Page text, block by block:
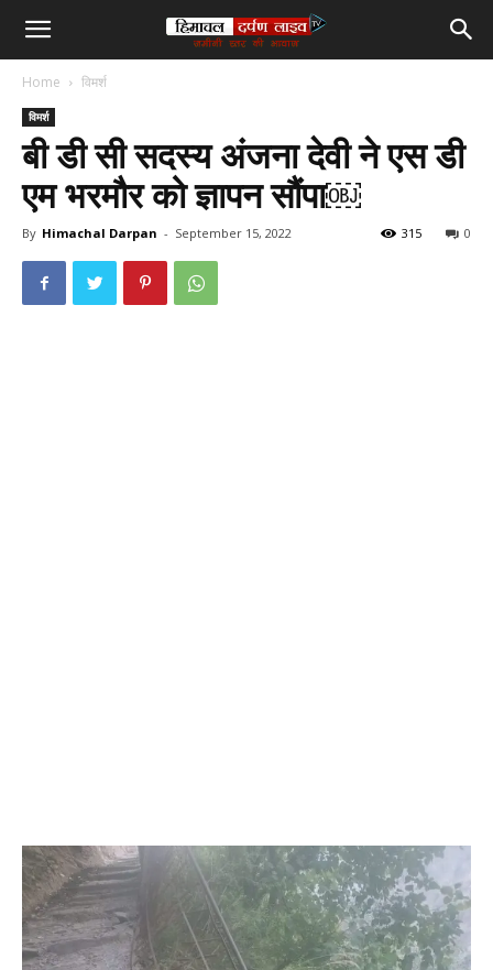
हिमाचल
लाइव
टीवी
Home विमर्श
विमर्श
बी डी सी सदस्य अंजना देवी ने एस डी
एम भरमौर को ज्ञापन सौंपा￼
By Himachal Darpan - September 15, 2022 0
315